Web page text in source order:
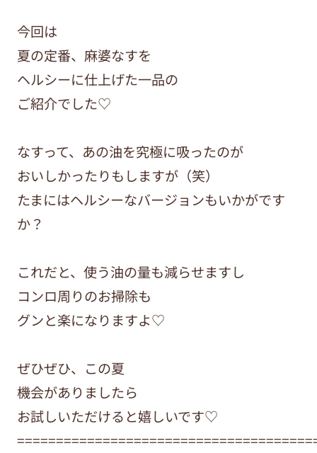
今回は
夏の定番、麻婆なすを
ヘルシーに仕上げた一品の
ご紹介でした♡
なすって、あの油を究極に吸ったのが
おいしかったりもしますが（笑）
たまにはヘルシーなバージョンもいかがです
か？
これだと、使う油の量も減らせますし
コンロ周りのお掃除も
グンと楽になりますよ♡
ぜひぜひ、この夏
機会がありましたら
お試しいただけると嬉しいです♡